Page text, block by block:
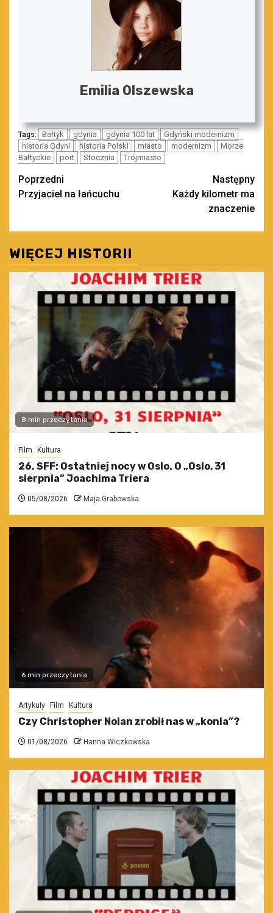
Emilia Olszewska
Tags: Bałtyk gdynia gdynia 100 lat
Gdyński modernizm
historia Gdyni
historia Polski miasto modernizm
Morze
Bałtyckie
port Stocznia Trójmiasto
Zobacz
wpisy
Poprzedni
Przyjaciel na łańcuchu
Następny
Każdy kilometr ma
znaczenie
WIĘCEJ HISTORII
8 min przeczytania
Film Kultura
26. SFF: Ostatniej nocy w Oslo. O „Oslo, 31
sierpnia” Joachima Triera
05/08/2026 Maja Grabowska
6 min przeczytania
Artykuły Film Kultura
Czy Christopher Nolan zrobił nas w „konia”?
01/08/2026 Hanna Wiczkowska